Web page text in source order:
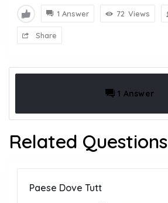
1 Answer 72 Views
Share
1 Answer
Related Questions
Paese Dove Tutt